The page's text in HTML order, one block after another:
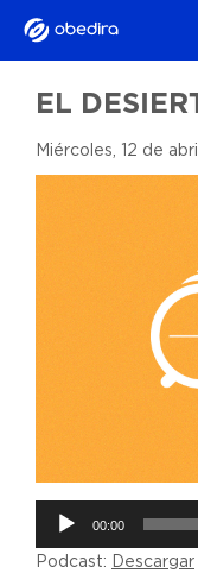
EL
Miércoles, 12 de abril
Reproductor
00:00
Podcast: Descargar